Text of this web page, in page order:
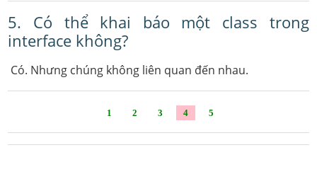
5. Có thể khai báo một class trong
interface không?
Có. Nhưng chúng không liên quan đến nhau.
1 2 3 4 5